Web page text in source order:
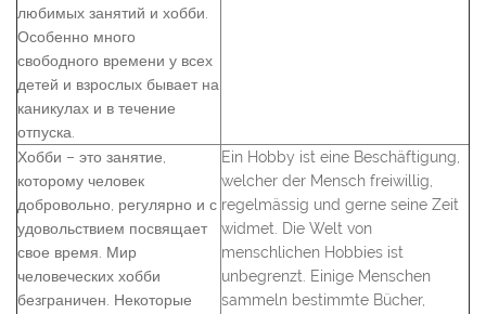
любимых занятий и хобби.
Особенно много
свободного времени у всех
детей и взрослых бывает на
каникулах и в течение
отпуска.
Хобби – это занятие,
которому человек
добровольно, регулярно и с
удовольствием посвящает
свое время. Мир
человеческих хобби
безграничен. Некоторые
Ein Hobby ist eine Beschäftigung,
welcher der Mensch freiwillig,
regelmässig und gerne seine Zeit
widmet. Die Welt von
menschlichen Hobbies ist
unbegrenzt. Einige Menschen
sammeln bestimmte Bücher,